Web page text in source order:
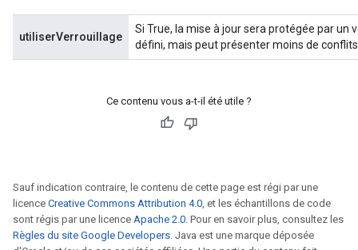
utiliserVerrouillage
Si True, la mise à jour sera protégée par un
défini, mais peut présenter moins de
Ce contenu vous a-t-il été utile ?
Sauf indication contraire, le contenu de cette page est régi par une
licence Creative Commons Attribution 4.0, et les échantillons de code
sont régis par une licence Apache 2.0. Pour en savoir plus, consultez les
Règles du site Google Developers. Java est une marque déposée